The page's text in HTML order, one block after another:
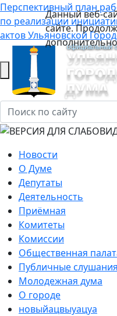
Перспективный план
по реализации
актов Ульяновской
Новости
О Думе
Депутаты
Деятельность
Приёмная
Комитеты
Комиссии
Общественная
Публичные слушания
Молодежная дума
О городе
новыйацвыуацуа
Данный веб-
сайте.